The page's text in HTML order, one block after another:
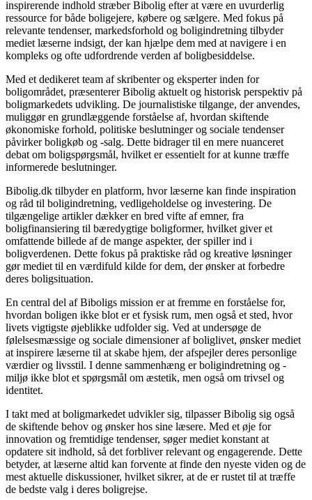
inspirerende indhold stræber Bibolig efter at være en uvurderlig
ressource for både boligejere, købere og sælgere. Med fokus på
relevante tendenser, markedsforhold og boligindretning tilbyder
mediet læserne indsigt, der kan hjælpe dem med at navigere i en
kompleks og ofte udfordrende verden af boligbesiddelse.
Med et dedikeret team af skribenter og eksperter inden for
boligområdet, præsenterer Bibolig aktuelt og historisk perspektiv på
boligmarkedets udvikling. De journalistiske tilgange, der anvendes,
muliggør en grundlæggende forståelse af, hvordan skiftende
økonomiske forhold, politiske beslutninger og sociale tendenser
påvirker boligkøb og -salg. Dette bidrager til en mere nuanceret
debat om boligspørgsmål, hvilket er essentielt for at kunne træffe
informerede beslutninger.
Bibolig.dk tilbyder en platform, hvor læserne kan finde inspiration
og råd til boligindretning, vedligeholdelse og investering. De
tilgængelige artikler dækker en bred vifte af emner, fra
boligfinansiering til bæredygtige boligformer, hvilket giver et
omfattende billede af de mange aspekter, der spiller ind i
boligverdenen. Dette fokus på praktiske råd og kreative løsninger
gør mediet til en værdifuld kilde for dem, der ønsker at forbedre
deres boligsituation.
En central del af Biboligs mission er at fremme en forståelse for,
hvordan boligen ikke blot er et fysisk rum, men også et sted, hvor
livets vigtigste øjeblikke udfolder sig. Ved at undersøge de
følelsesmæssige og sociale dimensioner af boliglivet, ønsker mediet
at inspirere læserne til at skabe hjem, der afspejler deres personlige
værdier og livsstil. I denne sammenhæng er boligindretning og -
miljø ikke blot et spørgsmål om æstetik, men også om trivsel og
identitet.
I takt med at boligmarkedet udvikler sig, tilpasser Bibolig sig også
de skiftende behov og ønsker hos sine læsere. Med et øje for
innovation og fremtidige tendenser, søger mediet konstant at
opdatere sit indhold, så det forbliver relevant og engagerende. Dette
betyder, at læserne altid kan forvente at finde den nyeste viden og de
mest aktuelle diskussioner, hvilket sikrer, at de er rustet til at træffe
de bedste valg i deres boligrejse.